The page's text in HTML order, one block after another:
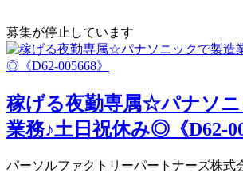
募集が停止しています
稼げる夜勤専属☆パナソ
業務♪土日祝休み◎《D62-
パーソルファクトリーパートナーズ株式